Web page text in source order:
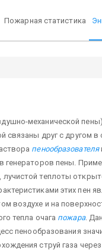
Пожарная статистика
механической
связаны друг с другом
пенообразователя
генераторов пены.
теплоты
этих пен
воздухе и на
тепла очага пожара.
пенообразования
струй газа